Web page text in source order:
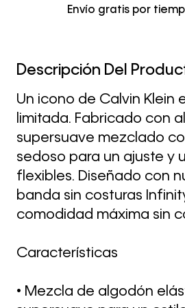
Envío gratis por
Descripción Del
Un icono de Calvin Klein
limitada. Fabricado con
supersuave mezclado
sedoso para un ajuste y
flexibles. Diseñado con
banda sin costuras
comodidad máxima sin
Características
• Mezcla de algodón